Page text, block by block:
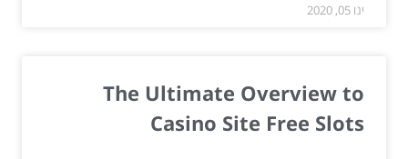
ינו 05, 2020
The Ultimate Overview to
Casino Site Free Slots